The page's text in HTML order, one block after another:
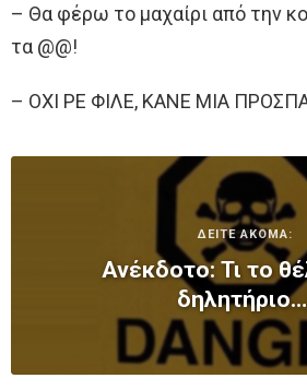
– Θα φέρω το μαχαίρι από την
τα @@!
– ΟΧΙ ΡΕ ΦΙΛΕ, ΚΑΝΕ ΜΙΑ
ΔΕΙΤΕ ΑΚΟΜΑ:
Ανέκδοτο: Τι το